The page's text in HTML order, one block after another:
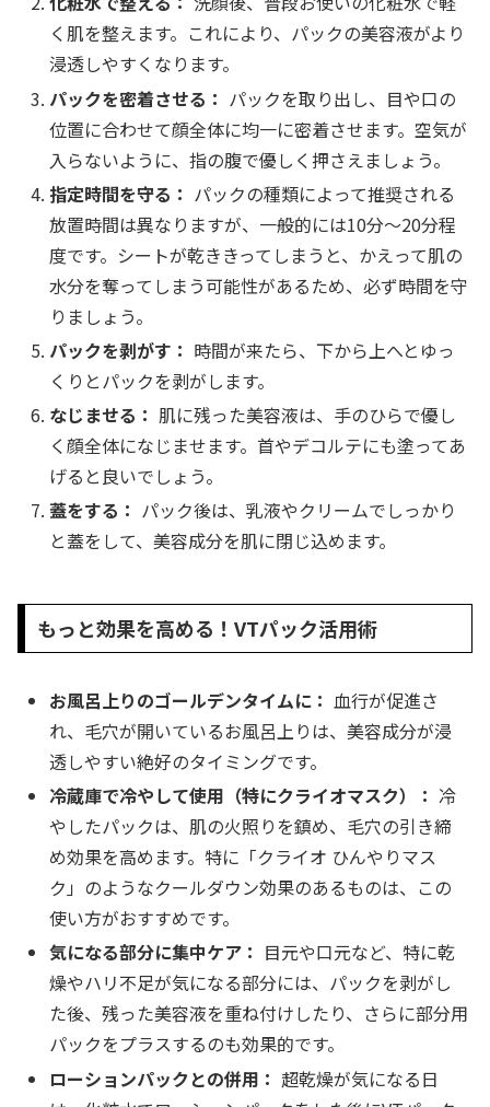
く肌を整えます。これにより、パックの美容液がより
浸透しやすくなります。
パックを密着させる： パックを取り出し、目や口の
位置に合わせて顔全体に均一に密着させます。空気が
入らないように、指の腹で優しく押さえましょう。
指定時間を守る： パックの種類によって推奨される
放置時間は異なりますが、一般的には10分～20分程
度です。シートが乾ききってしまうと、かえって肌の
水分を奪ってしまう可能性があるため、必ず時間を守
りましょう。
パックを剥がす： 時間が来たら、下から上へとゆっ
くりとパックを剥がします。
なじませる： 肌に残った美容液は、手のひらで優し
く顔全体になじませます。首やデコルテにも塗ってあ
げると良いでしょう。
蓋をする： パック後は、乳液やクリームでしっかり
と蓋をして、美容成分を肌に閉じ込めます。
もっと効果を高める！VTパック活用術
お風呂上りのゴールデンタイムに： 血行が促進さ
れ、毛穴が開いているお風呂上りは、美容成分が浸
透しやすい絶好のタイミングです。
冷蔵庫で冷やして使用（特にクライオマスク）： 冷
やしたパックは、肌の火照りを鎮め、毛穴の引き締
め効果を高めます。特に「クライオ ひんやりマス
ク」のようなクールダウン効果のあるものは、この
使い方がおすすめです。
気になる部分に集中ケア： 目元や口元など、特に乾
燥やハリ不足が気になる部分には、パックを剥がし
た後、残った美容液を重ね付けしたり、さらに部分用
パックをプラスするのも効果的です。
ローションパックとの併用： 超乾燥が気になる日